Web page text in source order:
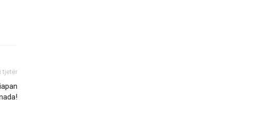
tjetër